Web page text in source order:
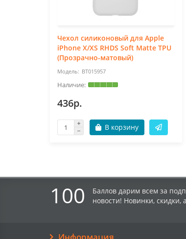
Чехол силиконовый для Apple
iPhone X/XS RHDS Soft Matte TPU
(Прозрачно-матовый)
BT015957
436р.
В корзину
100
Баллов дарим всем за
новости! Новинки, скидки,